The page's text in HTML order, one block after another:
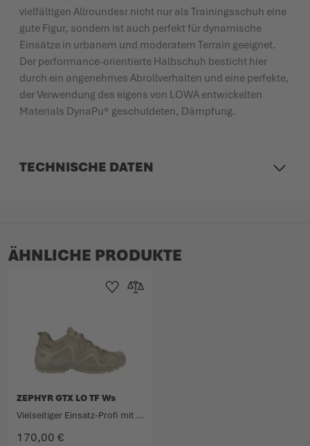
vielfältigen Allroundesr nicht nur als Trainingsschuh eine
gute Figur, sondern ist auch perfekt für dynamische
Einsätze in urbanem und moderatem Terrain geeignet.
Der performance-orientierte Halbschuh besticht hier
durch ein angenehmes Abrollverhalten und eine perfekte,
der Verwendung des eigens von LOWA entwickelten
Materials DynaPu® geschuldeten, Dämpfung.
TECHNISCHE DATEN
ÄHNLICHE PRODUKTE
170,00 €
ZEPHYR GTX LO TF Ws
Vielseitiger Einsatz-Profi mit unverkennbarem Design.
Zur Wunschliste hinzufügen
Zur Vergleichsliste hinzufügen